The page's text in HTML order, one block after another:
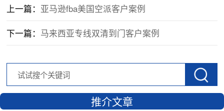
上一篇： 亚马逊fba美国空派客户案例
下一篇： 马来西亚专线双清到门客户案例
推介文章